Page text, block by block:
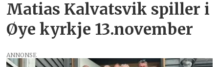
Matias Kalvatsvik spiller i
Øye kyrkje 13.november
ANNONSE